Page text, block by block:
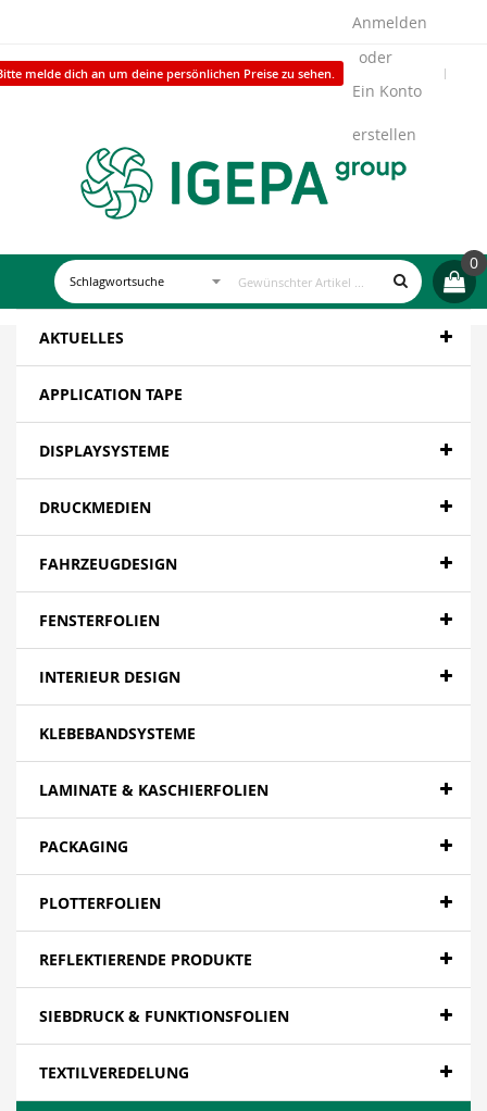
melde dich an um deine persönlichen Preise zu sehen.
Anmelden
Ein Konto
erstellen
0
AKTUELLES
APPLICATION TAPE
DISPLAYSYSTEME
DRUCKMEDIEN
FAHRZEUGDESIGN
FENSTERFOLIEN
INTERIEUR DESIGN
KLEBEBANDSYSTEME
LAMINATE & KASCHIERFOLIEN
PACKAGING
PLOTTERFOLIEN
REFLEKTIERENDE PRODUKTE
SIEBDRUCK & FUNKTIONSFOLIEN
TEXTILVEREDELUNG